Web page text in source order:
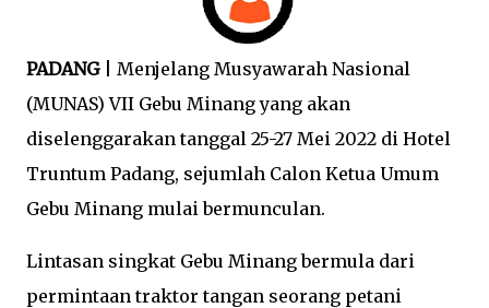
PADANG| Menjelang Musyawarah Nasional
(MUNAS) VII Gebu Minang yang akan
diselenggarakan tanggal 25-27 Mei 2022 di Hotel
Truntum Padang, sejumlah Calon Ketua Umum
Gebu Minang mulai bermunculan.
Lintasan singkat Gebu Minang bermula dari
permintaan traktor tangan seorang petani